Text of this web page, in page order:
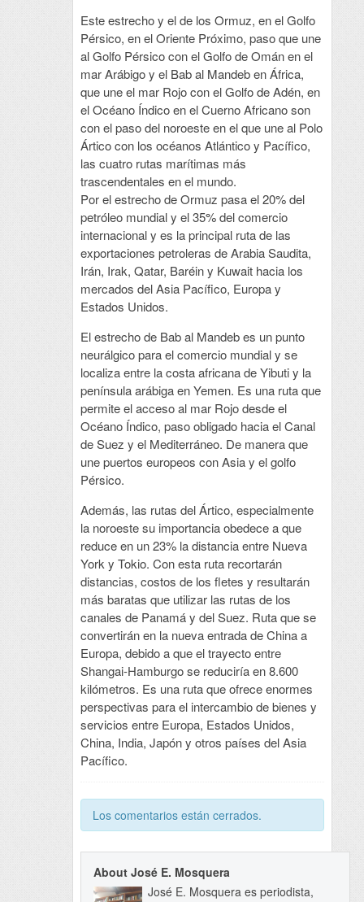
Este estrecho y el de los Ormuz, en el Golfo
Pérsico, en el Oriente Próximo, paso que une
al Golfo Pérsico con el Golfo de Omán en el
mar Arábigo y el Bab al Mandeb en África,
que une el mar Rojo con el Golfo de Adén, en
el Océano Índico en el Cuerno Africano son
con el paso del noroeste en el que une al Polo
Ártico con los océanos Atlántico y Pacífico,
las cuatro rutas marítimas más
trascendentales en el mundo.
Por el estrecho de Ormuz pasa el 20% del
petróleo mundial y el 35% del comercio
internacional y es la principal ruta de las
exportaciones petroleras de Arabia Saudita,
Irán, Irak, Qatar, Baréin y Kuwait hacia los
mercados del Asia Pacífico, Europa y
Estados Unidos.
El estrecho de Bab al Mandeb es un punto
neurálgico para el comercio mundial y se
localiza entre la costa africana de Yibuti y la
península arábiga en Yemen. Es una ruta que
permite el acceso al mar Rojo desde el
Océano Índico, paso obligado hacia el Canal
de Suez y el Mediterráneo. De manera que
une puertos europeos con Asia y el golfo
Pérsico.
Además, las rutas del Ártico, especialmente
la noroeste su importancia obedece a que
reduce en un 23% la distancia entre Nueva
York y Tokio. Con esta ruta recortarán
distancias, costos de los fletes y resultarán
más baratas que utilizar las rutas de los
canales de Panamá y del Suez. Ruta que se
convertirán en la nueva entrada de China a
Europa, debido a que el trayecto entre
Shangai-Hamburgo se reduciría en 8.600
kilómetros. Es una ruta que ofrece enormes
perspectivas para el intercambio de bienes y
servicios entre Europa, Estados Unidos,
China, India, Japón y otros países del Asia
Pacífico.
Los comentarios están cerrados.
About José E. Mosquera
José E. Mosquera es periodista,